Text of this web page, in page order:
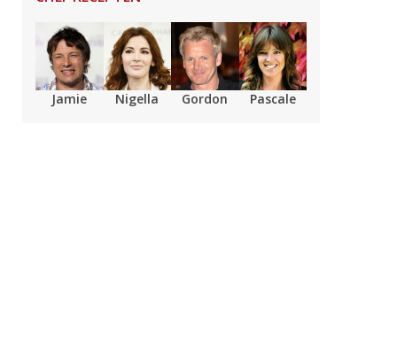
Jamie Nigella Gordon Pascale